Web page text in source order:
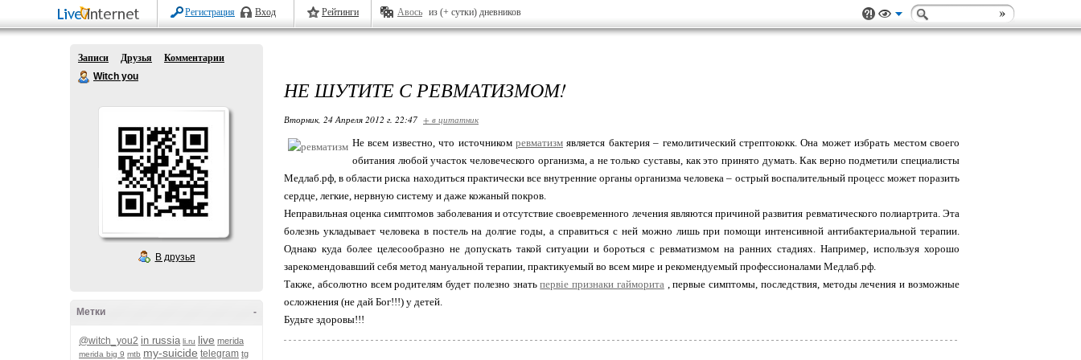
Регистрация Вход Рейтинги Авось из (+ сутки) дневников
Записи Друзья
Комментарии
Witch you
В друзья
-
Метки
@witch_you2 in russia li.ru live merida
merida big 9 mtb my-suicide telegram tg
НЕ ШУТИТЕ С РЕВМАТИЗМОМ!
Вторник, 24 Апреля 2012 г. 22:47 + в цитатник
Не всем известно, что источником ревматизм является бактерия – гемолитический стрептококк. Она может избрать местом своего
обитания любой участок человеческого организма, а не только суставы, как это принято думать. Как верно подметили специалисты
Медлаб.рф, в области риска находиться практически все внутренние органы организма человека – острый воспалительный процесс может поразить
сердце, легкие, нервную систему и даже кожаный покров.
Неправильная оценка симптомов заболевания и отсутствие своевременного лечения являются причиной развития ревматического полиартрита. Эта
болезнь укладывает человека в постель на долгие годы, а справиться с ней можно лишь при помощи интенсивной антибактериальной терапии.
Однако куда более целесообразно не допускать такой ситуации и бороться с ревматизмом на ранних стадиях. Например, используя хорошо
зарекомендовавший себя метод мануальной терапии, практикуемый во всем мире и рекомендуемый профессионалами Медлаб.рф.
Также, абсолютно всем родителям будет полезно знатьпервіе признаки гайморита, первые симптомы, последствия, методы лечения и возможные
осложнения (не дай Бог!!!) у детей.
Будьте здоровы!!!